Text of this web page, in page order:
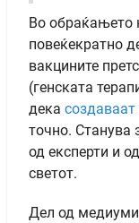
Во обраќањето
повеќекратно
вакцините
(генската
дека
точно. Станува
од експерти и
светот.
Дел од